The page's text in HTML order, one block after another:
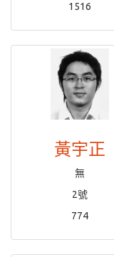
1516
黃宇正
無
2號
774